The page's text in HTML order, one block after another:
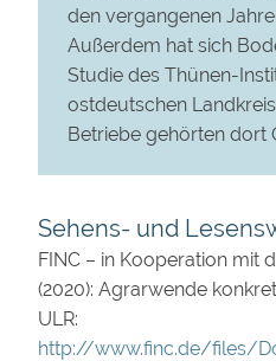
den vergangenen
Außerdem hat sich
Studie des Thünen-
ostdeutschen
Betriebe gehörten dort
Sehens- und
FINC – in Kooperation mit
(2020): Agrarwende
ULR:
http://www.finc.de/files/